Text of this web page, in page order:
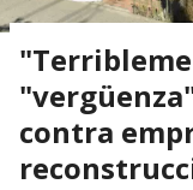
contra